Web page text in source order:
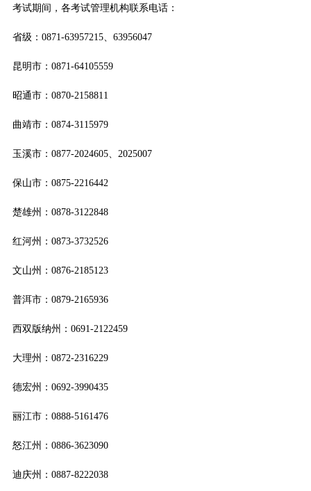
考试期间，各考试管理机构联系电话：
省级：0871-63957215、63956047
昆明市：0871-64105559
昭通市：0870-2158811
曲靖市：0874-3115979
玉溪市：0877-2024605、2025007
保山市：0875-2216442
楚雄州：0878-3122848
红河州：0873-3732526
文山州：0876-2185123
普洱市：0879-2165936
西双版纳州：0691-2122459
大理州：0872-2316229
德宏州：0692-3990435
丽江市：0888-5161476
怒江州：0886-3623090
迪庆州：0887-8222038